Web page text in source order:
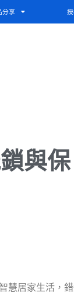
分享
與保
慧居家生活，